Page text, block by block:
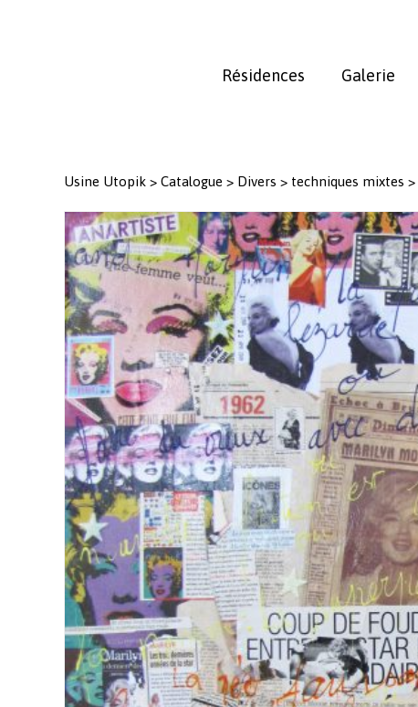
Résidences Galerie
Usine Utopik > Catalogue > Divers > techniques mixtes >